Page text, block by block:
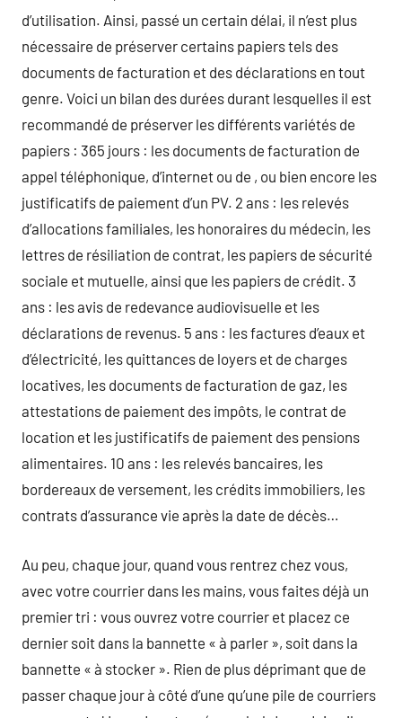
d’utilisation. Ainsi, passé un certain délai, il n’est plus
nécessaire de préserver certains papiers tels des
documents de facturation et des déclarations en tout
genre. Voici un bilan des durées durant lesquelles il est
recommandé de préserver les différents variétés de
papiers : 365 jours : les documents de facturation de
appel téléphonique, d’internet ou de , ou bien encore les
justificatifs de paiement d’un PV. 2 ans : les relevés
d’allocations familiales, les honoraires du médecin, les
lettres de résiliation de contrat, les papiers de sécurité
sociale et mutuelle, ainsi que les papiers de crédit. 3
ans : les avis de redevance audiovisuelle et les
déclarations de revenus. 5 ans : les factures d’eaux et
d’électricité, les quittances de loyers et de charges
locatives, les documents de facturation de gaz, les
attestations de paiement des impôts, le contrat de
location et les justificatifs de paiement des pensions
alimentaires. 10 ans : les relevés bancaires, les
bordereaux de versement, les crédits immobiliers, les
contrats d’assurance vie après la date de décès…
Au peu, chaque jour, quand vous rentrez chez vous,
avec votre courrier dans les mains, vous faites déjà un
premier tri : vous ouvrez votre courrier et placez ce
dernier soit dans la bannette « à parler », soit dans la
bannette « à stocker ». Rien de plus déprimant que de
passer chaque jour à côté d’une qu’une pile de courriers